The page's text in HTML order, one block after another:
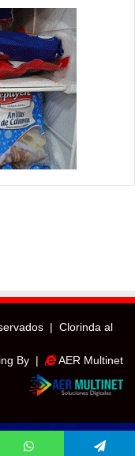
| Clorinda al
By |
AER Multinet